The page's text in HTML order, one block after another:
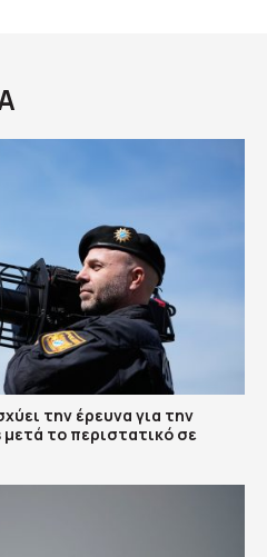
την έρευνα για την
το περιστατικό σε